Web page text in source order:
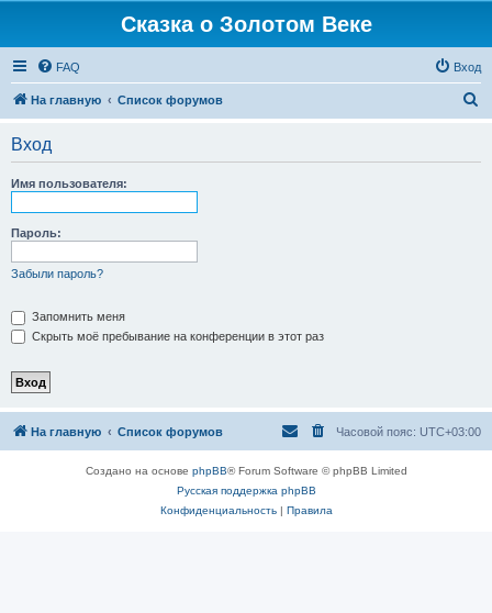
Сказка о Золотом Веке
FAQ Вход
На главную Список форумов
Вход
Имя пользователя:
Пароль:
Забыли пароль?
Запомнить меня
Скрыть моё пребывание на конференции в этот раз
На главную Список форумов Часовой пояс: UTC+03:00
Создано на основе phpBB® Forum Software © phpBB Limited
Русская поддержка phpBB
Конфиденциальность| Правила